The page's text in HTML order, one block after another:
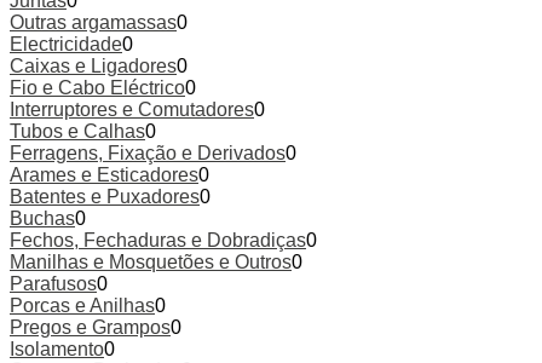
Outras argamassas0
Electricidade0
Caixas e Ligadores0
Fio e Cabo Eléctrico0
Interruptores e Comutadores0
Tubos e Calhas0
Ferragens, Fixação e Derivados0
Arames e Esticadores0
Batentes e Puxadores0
Buchas0
Fechos, Fechaduras e Dobradiças0
Manilhas e Mosquetões e Outros0
Parafusos0
Porcas e Anilhas0
Pregos e Grampos0
Isolamento0